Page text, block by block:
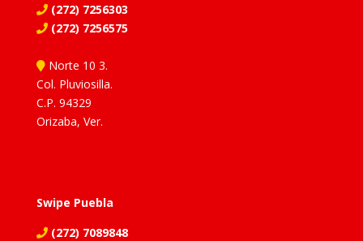
(272) 7256303
(272) 7256575
Norte 10 3.
Col. Pluviosilla.
C.P. 94329
Orizaba, Ver.
Swipe Puebla
(272) 7089848